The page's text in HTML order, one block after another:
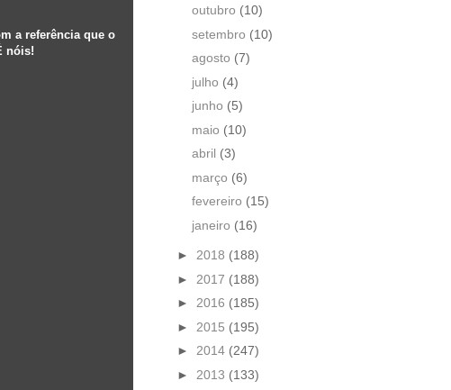
a referência que o
nóis!
outubro (10)
setembro (10)
agosto (7)
julho (4)
junho (5)
maio (10)
abril (3)
março (6)
fevereiro (15)
janeiro (16)
► 2018 (188)
► 2017 (188)
► 2016 (185)
► 2015 (195)
► 2014 (247)
► 2013 (133)